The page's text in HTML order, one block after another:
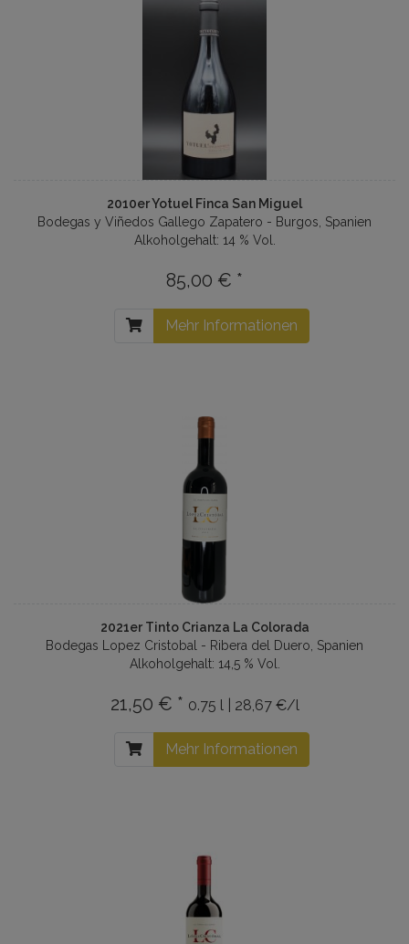
2010er Yotuel Finca San Miguel
Bodegas y Viñedos Gallego Zapatero - Burgos, Spanien
Alkoholgehalt: 14 % Vol.
85,00 € *
Mehr Informationen
2021er Tinto Crianza La Colorada
Bodegas Lopez Cristobal - Ribera del Duero, Spanien
Alkoholgehalt: 14,5 % Vol.
21,50 € * 0.75 l | 28,67 €/l
Mehr Informationen